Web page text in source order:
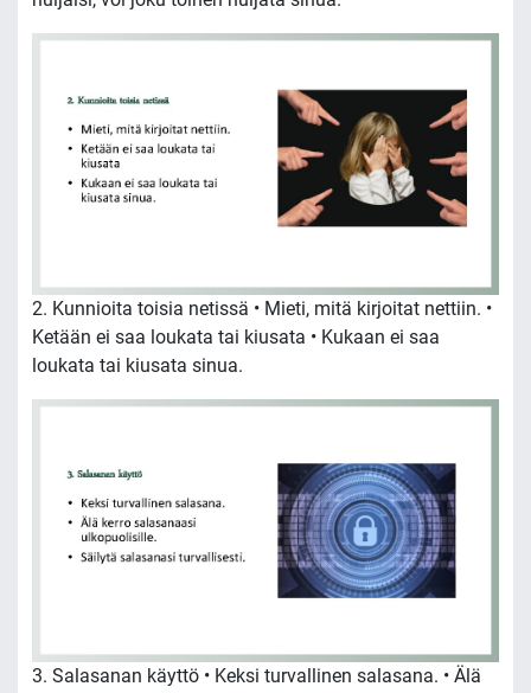
2. Kunnioita toisia netissä • Mieti, mitä kirjoitat nettiin. •
Ketään ei saa loukata tai kiusata • Kukaan ei saa
loukata tai kiusata sinua.
3. Salasanan käyttö • Keksi turvallinen salasana. • Älä